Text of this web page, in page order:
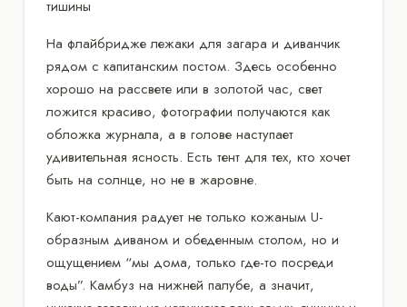
тишины
На флайбридже лежаки для загара и диванчик
рядом с капитанским постом. Здесь особенно
хорошо на рассвете или в золотой час, свет
ложится красиво, фотографии получаются как
обложка журнала, а в голове наступает
удивительная ясность. Есть тент для тех, кто хочет
быть на солнце, но не в жаровне.
Кают-компания радует не только кожаным U-
образным диваном и обеденным столом, но и
ощущением “мы дома, только где-то посреди
воды”. Камбуз на нижней палубе, а значит,